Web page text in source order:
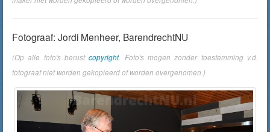
Fotograaf: Jordi Menheer, BarendrechtNU
(Op alle foto's berustcopyright. Foto's mogen zonder toestemming v.d.
fotograaf niet worden gekopieerd of worden overgenomen.)